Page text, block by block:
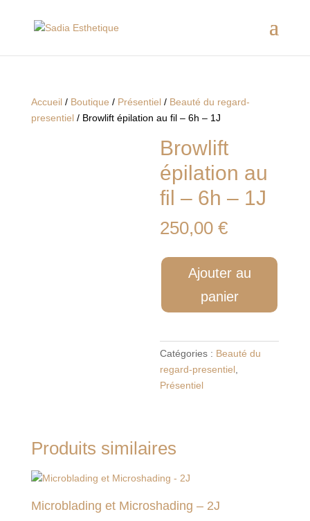
Accueil/ Boutique / Présentiel/ Beauté du regard-
presentiel/ Browlift épilation au fil – 6h – 1J
Browlift
épilation au
fil – 6h – 1J
250,00€
quantité
épilation
fil
-
6h
-
Ajouter au
panier
Catégories : Beauté du
regard-presentiel
Présentiel
Produits similaires
Microblading et Microshading – 2J